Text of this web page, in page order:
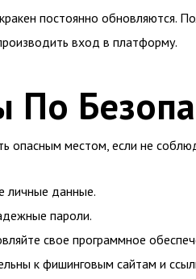
постоянно обновляются.
вход в платформу.
По
опасным местом, если не
личные данные.
пароли.
свое программное
к фишинговым сайтам и